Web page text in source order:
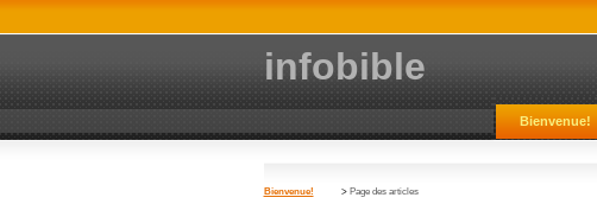
infobible
Bienvenue!
Bienvenue! > Page des articles